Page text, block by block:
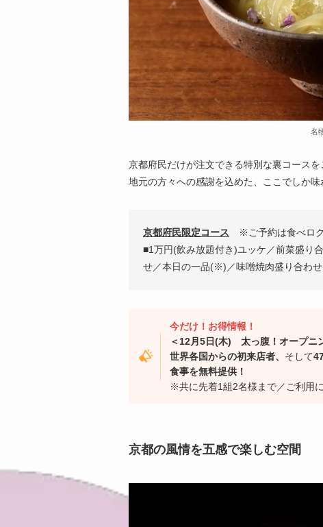
名
京都府民だけが注文できる特別な裏コースを
地元の方々への感謝を込めた、ここでしか
京都府民限定コース ※ご予約は食べロ
■1万円(飲み放題付き)ユッケ／前菜盛り
せ／本日の一品(※)／味噌焼肉盛り合わ
今だけ！お得情報！
＜12月5日(木) 太っ腹！オープニ
世界各国からの初来店者、 そして
食事を無料提供！
※共に先着1組2名様まで／ご利用
京都の風情を五感で楽しむ空間